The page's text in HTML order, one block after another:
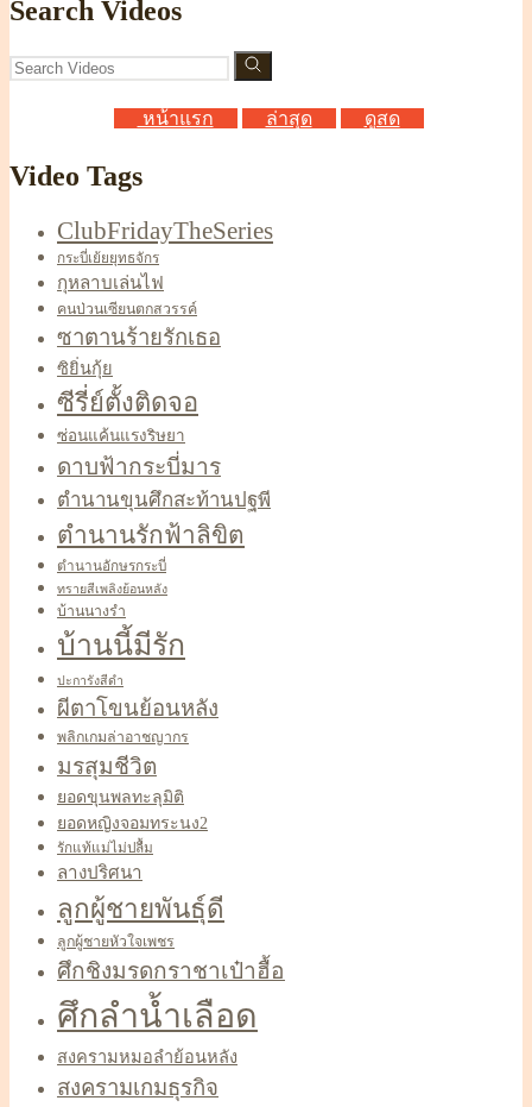
Search Videos
หน้าแรก ล่าสุด ดูสด
Video Tags
ClubFridayTheSeries
กระบี่เย้ยยุทธจักร
กุหลาบเล่นไฟ
คนป่วนเซียนตกสวรรค์
ซาตานร้ายรักเธอ
ซิยิ่นกุ้ย
ซีรี่ย์ตั้งติดจอ
ซ่อนแค้นแรงริษยา
ดาบฟ้ากระบี่มาร
ตำนานขุนศึกสะท้านปฐพี
ตำนานรักฟ้าลิขิต
ตำนานอักษรกระบี่
ทรายสีเพลิงย้อนหลัง
บ้านนางรำ
บ้านนี้มีรัก
ปะการังสีดำ
ผีตาโขนย้อนหลัง
พลิกเกมล่าอาชญากร
มรสุมชีวิต
ยอดขุนพลทะลุมิติ
ยอดหญิงจอมทระนง2
รักแท้แม่ไม่ปลื้ม
ลางปริศนา
ลูกผู้ชายพันธุ์ดี
ลูกผู้ชายหัวใจเพชร
ศึกชิงมรดกราชาเป๋าฮื้อ
ศึกลำน้ำเลือด
สงครามหมอลำย้อนหลัง
สงครามเกมธุรกิจ